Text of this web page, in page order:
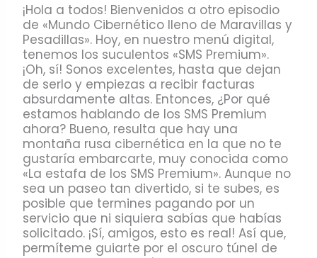
¡Hola a todos! Bienvenidos a otro episodio
de «Mundo Cibernético lleno de Maravillas y
Pesadillas». Hoy, en nuestro menú digital,
tenemos los suculentos «SMS Premium».
¡Oh, sí! Sonos excelentes, hasta que dejan
de serlo y empiezas a recibir facturas
absurdamente altas. Entonces, ¿Por qué
estamos hablando de los SMS Premium
ahora? Bueno, resulta que hay una
montaña rusa cibernética en la que no te
gustaría embarcarte, muy conocida como
«La estafa de los SMS Premium». Aunque no
sea un paseo tan divertido, si te subes, es
posible que termines pagando por un
servicio que ni siquiera sabías que habías
solicitado. ¡Sí, amigos, esto es real! Así que,
permíteme guiarte por el oscuro túnel de